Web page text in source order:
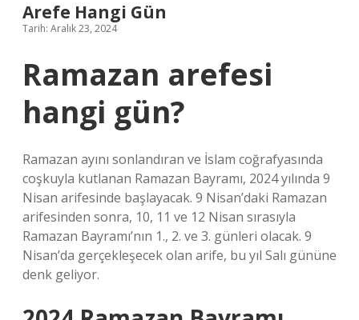
Arefe Hangi Gün
Tarih: Aralık 23, 2024
Ramazan arefesi
hangi gün?
Ramazan ayını sonlandıran ve İslam coğrafyasında
coşkuyla kutlanan Ramazan Bayramı, 2024 yılında 9
Nisan arifesinde başlayacak. 9 Nisan’daki Ramazan
arifesinden sonra, 10, 11 ve 12 Nisan sırasıyla
Ramazan Bayramı’nın 1., 2. ve 3. günleri olacak. 9
Nisan’da gerçekleşecek olan arife, bu yıl Salı gününe
denk geliyor.